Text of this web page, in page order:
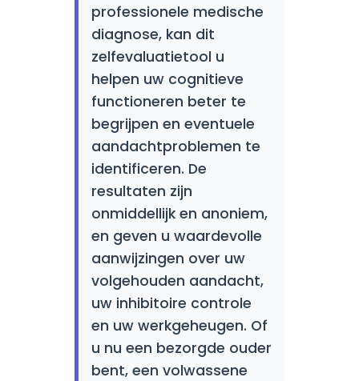
professionele medische
diagnose, kan dit
zelfevaluatietool u
helpen uw cognitieve
functioneren beter te
begrijpen en eventuele
aandachtproblemen te
identificeren. De
resultaten zijn
onmiddellijk en anoniem,
en geven u waardevolle
aanwijzingen over uw
volgehouden aandacht,
uw inhibitoire controle
en uw werkgeheugen. Of
u nu een bezorgde ouder
bent, een volwassene